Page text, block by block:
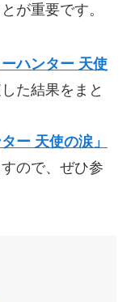
が重要です。
ハンター 天使
た結果をまと
ー 天使の涙」
ので、ぜひ参